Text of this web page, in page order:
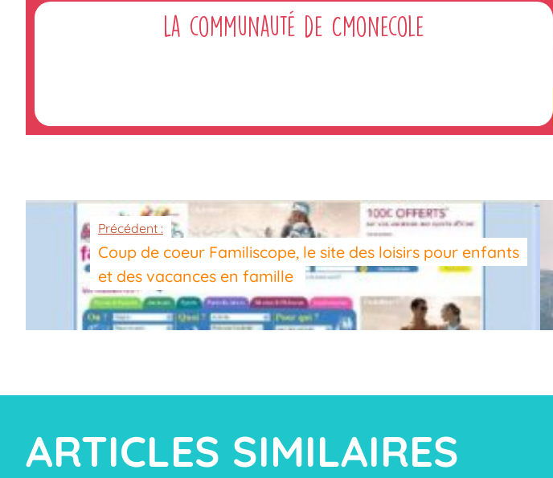
La communauté de Cmonecole
Précédent :
Coup de coeur Familiscope, le site des loisirs pour enfants
et des vacances en famille
ARTICLES SIMILAIRES